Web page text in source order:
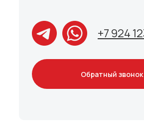
+7 924
Обратный звонок